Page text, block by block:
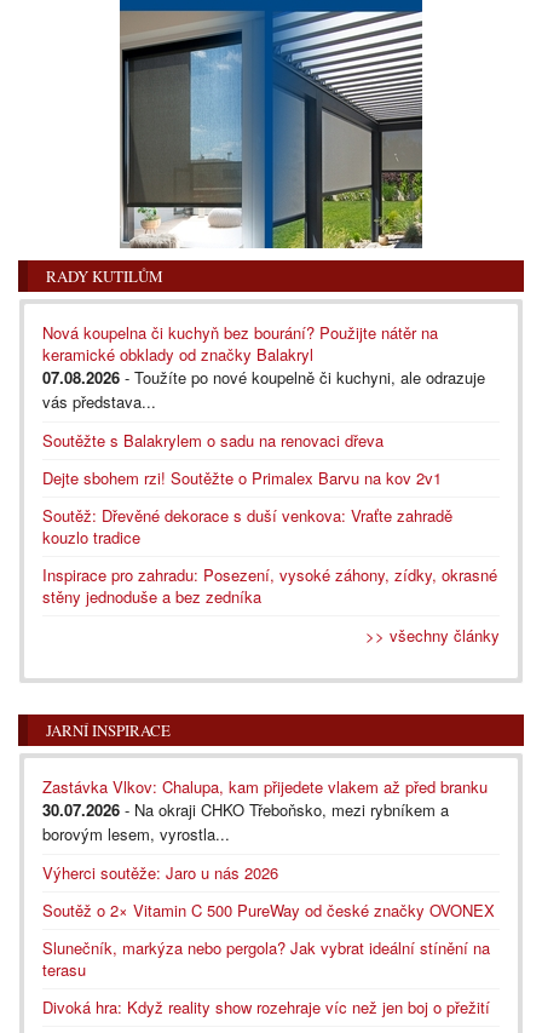
RADY KUTILŮM
Nová koupelna či kuchyň bez bourání? Použijte nátěr na
keramické obklady od značky Balakryl
07.08.2026 - Toužíte po nové koupelně či kuchyni, ale odrazuje
vás představa...
Soutěžte s Balakrylem o sadu na renovaci dřeva
Dejte sbohem rzi! Soutěžte o Primalex Barvu na kov 2v1
Soutěž: Dřevěné dekorace s duší venkova: Vraťte zahradě
kouzlo tradice
Inspirace pro zahradu: Posezení, vysoké záhony, zídky, okrasné
stěny jednoduše a bez zedníka
>> všechny články
JARNÍ INSPIRACE
Zastávka Vlkov: Chalupa, kam přijedete vlakem až před branku
30.07.2026 - Na okraji CHKO Třeboňsko, mezi rybníkem a
borovým lesem, vyrostla...
Výherci soutěže: Jaro u nás 2026
Soutěž o 2× Vitamin C 500 PureWay od české značky OVONEX
Slunečník, markýza nebo pergola? Jak vybrat ideální stínění na
terasu
Divoká hra: Když reality show rozehraje víc než jen boj o přežití